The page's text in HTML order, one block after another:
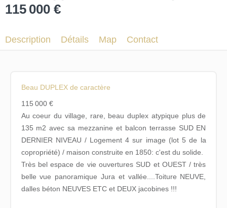
115 000 €
Description Détails Map Contact
Beau DUPLEX de caractère
115 000 €
Au coeur du village, rare, beau duplex atypique plus de
135 m2 avec sa mezzanine et balcon terrasse SUD EN
DERNIER NIVEAU / Logement 4 sur image (lot 5 de la
copropriété) / maison construite en 1850: c'est du solide.
Très bel espace de vie ouvertures SUD et OUEST / très
belle vue panoramique Jura et vallée....Toiture NEUVE,
dalles béton NEUVES ETC et DEUX jacobines !!!